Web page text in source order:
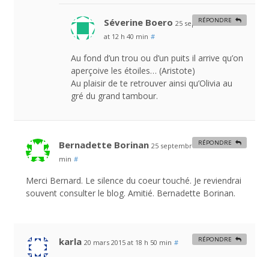
Séverine Boero 25 septembre 2013
at 12 h 40 min #
Au fond d’un trou ou d’un puits il arrive qu’on
aperçoive les étoiles… (Aristote)
Au plaisir de te retrouver ainsi qu’Olivia au
gré du grand tambour.
RÉPONDRE
Bernadette Borinan 25 septembre 2013 at 9 h 45
min #
Merci Bernard. Le silence du coeur touché. Je reviendrai
souvent consulter le blog. Amitié. Bernadette Borinan.
RÉPONDRE
karla 20 mars 2015 at 18 h 50 min # RÉPONDRE